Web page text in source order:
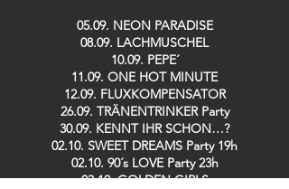
05.09. NEON PARADISE
08.09. LACHMUSCHEL
10.09. PEPE´
11.09. ONE HOT MINUTE
12.09. FLUXKOMPENSATOR
26.09. TRÄNENTRINKER Party
30.09. KENNT IHR SCHON…?
02.10. SWEET DREAMS Party 19h
02.10. 90´s LOVE Party 23h
03.10. GOLDEN GIRLS